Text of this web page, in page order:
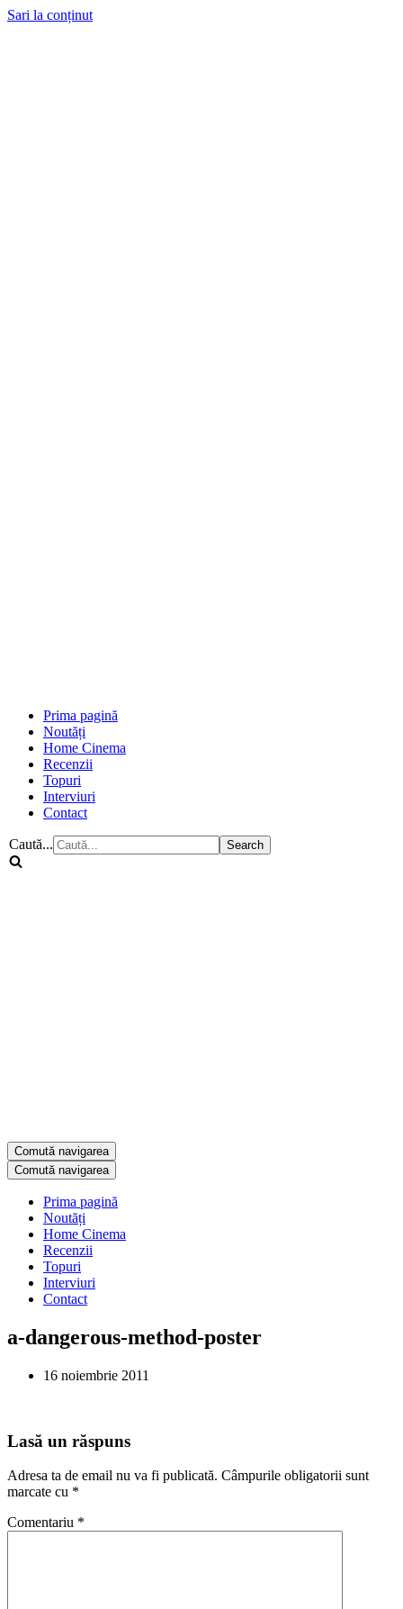
Sari la conținut
Prima pagină
Noutăți
Home Cinema
Recenzii
Topuri
Interviuri
Contact
Caută...
Comută navigarea
Comută navigarea
Prima pagină
Noutăți
Home Cinema
Recenzii
Topuri
Interviuri
Contact
a-dangerous-method-poster
16 noiembrie 2011
Lasă un răspuns
Adresa ta de email nu va fi publicată. Câmpurile obligatorii sunt
marcate cu *
Comentariu *